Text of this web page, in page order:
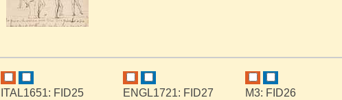
ITAL1651: FID25
ENGL1721: FID27 M3: FID26